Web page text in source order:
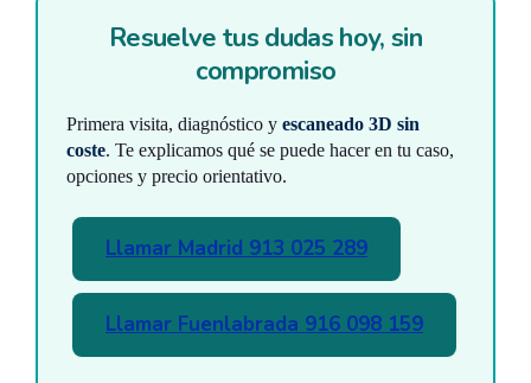
Resuelve tus dudas hoy, sin
compromiso
Primera visita, diagnóstico y escaneado 3D sin
coste. Te explicamos qué se puede hacer en tu caso,
opciones y precio orientativo.
Llamar Madrid 913 025 289
Llamar Fuenlabrada 916 098 159